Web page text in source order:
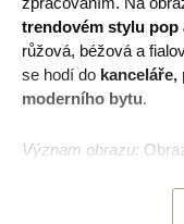
trendovém stylu pop
růžová, béžová a
se hodí do
moderního bytu.
Význam obrazu: